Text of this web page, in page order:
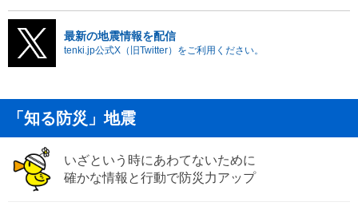
最新の地震情報を配信
tenki.jp公式X（旧Twitter）をご利用ください。
「知る防災」地震
いざという時にあわてないために
確かな情報と行動で防災力アップ